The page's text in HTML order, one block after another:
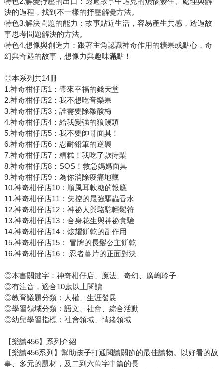
決的過程，找到不一樣的抒壓解憂方法。
特色3.解決問題的能力：故事貼近生活，容易產生共感，透過故
事思考問題解決的方法。
特色4.想像與創造力：跟著主角認識神奇作用的糖果或點心，奇
幻與奇遇的故事，想像力與趣味滿點！
◎本系列共14冊
1.神奇柑仔店1：帶來幸福的錢天堂
2.神奇柑仔店2：我不想吃音樂果
3.神奇柑仔店3：誰需要除皺酸梅
4.神奇柑仔店4：給我變強的狼饅頭
5.神奇柑仔店5：我不要帥哥面具！
6.神奇柑仔店6：忍耐鉛筆的逆襲
7.神奇柑仔店7：糟糕！我吃了款待梨
8.神奇柑仔店8：SOS！救急媽媽面具
9.神奇柑仔店9：為你消除痠痛地藏
10.神奇柑仔店10：順風耳軟糖的報應
11.神奇柑仔店11：失控的最強驅蟲香水
12.神奇柑仔店12：神祕人與駱駝輕鬆符
13.神奇柑仔店13：合身花生與神祕實驗
14.神奇柑仔店14：炫耀餅乾的副作用
15.神奇柑仔店15： 冒牌的長髮公主餅乾
16.神奇柑仔店16： 忍者薑片的正面對決
◎本書關鍵字：神奇柑仔店、魔法、奇幻、廣嶋玲子
◎有注音，適合10歲以上閱讀
◎教育議題分類：人權、生涯發展
◎學習領域分類：語文、社會、綜合活動
◎幼兒學習指標：社會領域、情緒領域
【樂讀456】系列介紹
【樂讀456系列】幫助孩子打通閱讀關節的最佳讀物。以好看的故
事、多元的題材，及二到六萬字中篇的長